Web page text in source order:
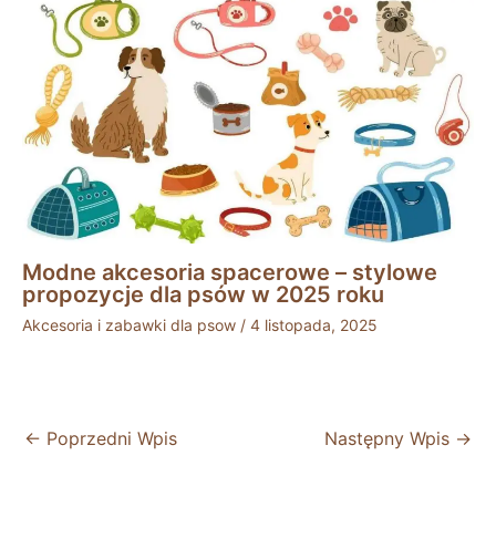
Modne akcesoria spacerowe – stylowe
propozycje dla psów w 2025 roku
Akcesoria i zabawki dla psow / 4 listopada, 2025
← Poprzedni Wpis Następny Wpis →